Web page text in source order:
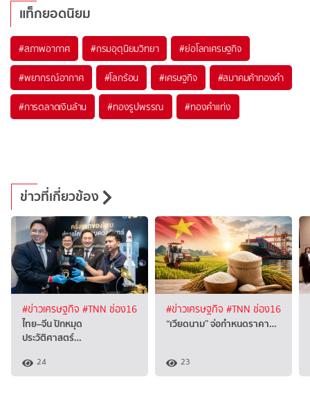
แท็กยอดนิยม
#สภาพอากาศ #กรมอุตุนิยมวิทยา #ย่อโลกเศรษฐกิจ
#พยากรณ์อากาศ #โลกร้อน #เศรษฐกิจ #สมาคมค้าทองคำ
#การตลาดเงินล้าน #ทองรูปพรรณ #ทองคำแท่ง
ข่าวที่เกี่ยวข้อง
#ข่าวเศรษฐกิจ #TNN ช่อง16
ไทย–จีน ปักหมุด
ประวัติศาสตร์…
24
#ข่าวเศรษฐกิจ #TNN ช่อง16
“เวียดนาม” จ่อกำหนดราคา…
23